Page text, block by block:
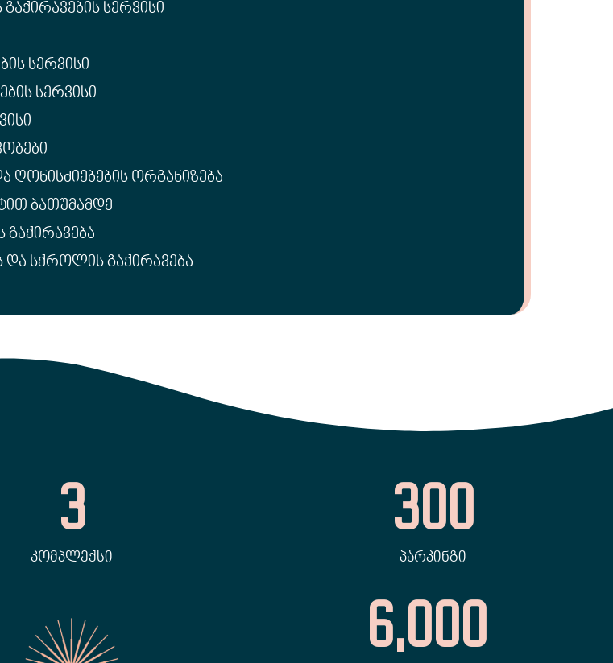
ᲒᲐᲥᲘᲠᲐᲕᲔᲑᲘᲡ ᲡᲔᲠᲕᲘᲡᲘ
ᲡᲔᲠᲕᲘᲡᲘ
ᲡᲔᲠᲕᲘᲡᲘ
ᲦᲝᲜᲘᲡᲫᲘᲔᲑᲔᲑᲘᲡ ᲝᲠᲒᲐᲜᲘᲖᲔᲑᲐ
ᲑᲐᲗᲣᲛᲐᲛᲓᲔ
ᲓᲐ ᲡᲥᲠᲝᲚᲘᲡ ᲒᲐᲥᲘᲠᲐᲕᲔᲑᲐ
ᲙᲝᲛᲞᲚᲔᲥᲡᲘ
3
ᲞᲐᲠᲙᲘᲜᲒᲘ
300
6,000